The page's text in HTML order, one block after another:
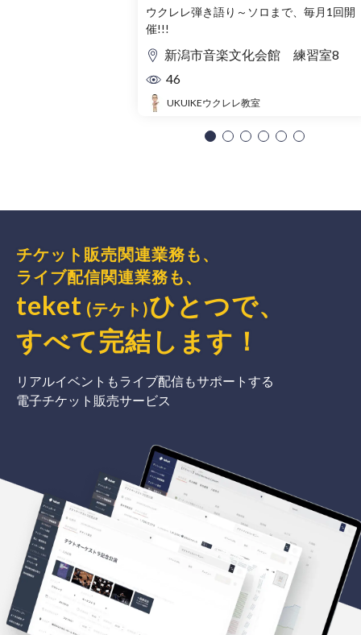
ウクレレ弾き語り～ソロまで、毎月1回開
催!!!
新潟市音楽文化会館 練習室8
46
UKUIKEウクレレ教室
チケット販売関連業務も、
ライブ配信関連業務も、
teket (テケト)ひとつで、
すべて完結 します ！
リアルイベントもライブ配信もサポートする
電子チケット販売サービス